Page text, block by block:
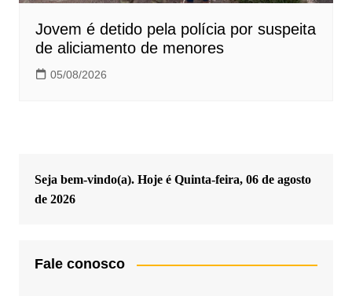
Jovem é detido pela polícia por suspeita
de aliciamento de menores
05/08/2026
Seja bem-vindo(a). Hoje é Quinta-feira, 06 de agosto
de 2026
Fale conosco